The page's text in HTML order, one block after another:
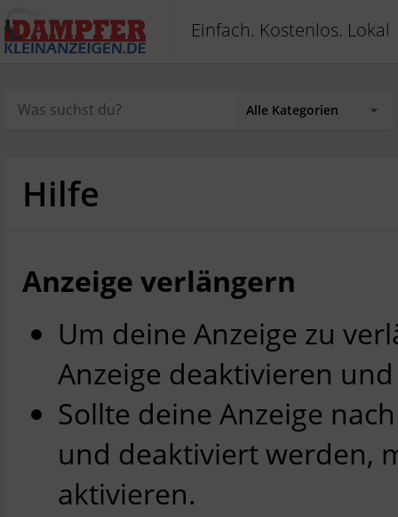
Einfach. Kostenlos. Lokal
Hilfe
Anzeige verlängern
Um deine Anzeige zu
Anzeige deaktivieren
Sollte deine Anzeige
und deaktiviert werden,
aktivieren.